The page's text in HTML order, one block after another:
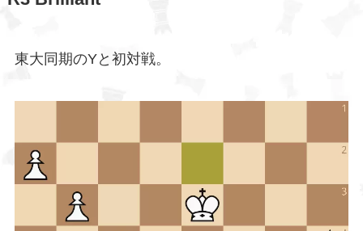
東大同期のYと初対戦。